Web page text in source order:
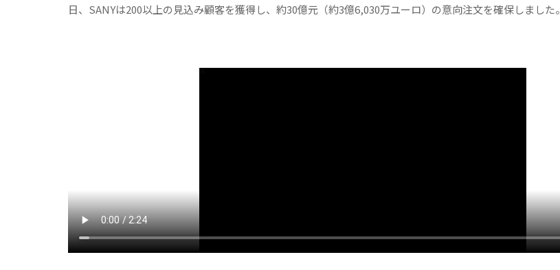
日、SANYは200以上の見込み顧客を獲得し、約30億元（約3億6,030万ユーロ）の意向注文を確保しました。